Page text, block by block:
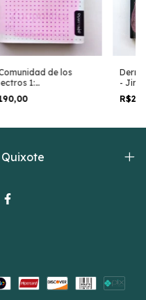
de los
1:
- Em
- Fabian
- Jim
- em